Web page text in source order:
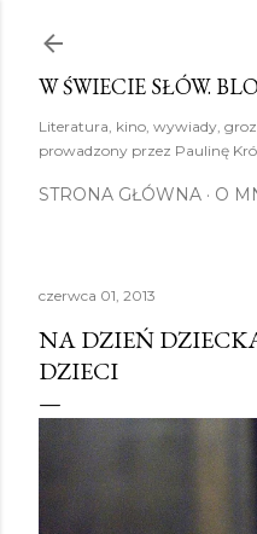
W ŚWIECIE SŁÓW.
Literatura, kino, wywiady,
prowadzony przez Paulinę
STRONA GŁÓWNA O
czerwca 01, 2013
NA DZIEŃ
DZIECI